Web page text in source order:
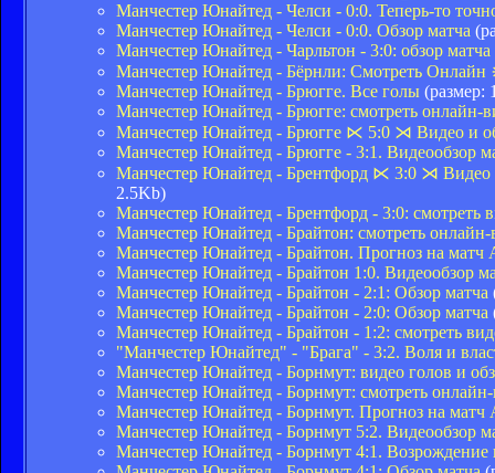
Манчестер Юнайтед - Челси - 0:0. Теперь-то
Манчестер Юнайтед - Челси - 0:0. Обзор матча
Манчестер Юнайтед - Чарльтон - 3:0: обзор
Манчестер Юнайтед - Бёрнли: Смотреть
Манчестер Юнайтед - Брюгге. Все голы (размер:
Манчестер Юнайтед - Брюгге: смотреть
Манчестер Юнайтед - Брюгге ⋉ 5:0 ⋊ Видео и
Манчестер Юнайтед - Брюгге - 3:1. Видеообзор
Манчестер Юнайтед - Брентфорд ⋉ 3:0 ⋊
2.5Kb)
Манчестер Юнайтед - Брентфорд - 3:0: смотреть
Манчестер Юнайтед - Брайтон: смотреть
Манчестер Юнайтед - Брайтон. Прогноз на
Манчестер Юнайтед - Брайтон 1:0. Видеообзор
Манчестер Юнайтед - Брайтон - 2:1: Обзор матча
Манчестер Юнайтед - Брайтон - 2:0: Обзор матча
Манчестер Юнайтед - Брайтон - 1:2: смотреть
"Манчестер Юнайтед" - "Брага" - 3:2. Воля и
Манчестер Юнайтед - Борнмут: видео голов и
Манчестер Юнайтед - Борнмут: смотреть
Манчестер Юнайтед - Борнмут. Прогноз на
Манчестер Юнайтед - Борнмут 5:2. Видеообзор
Манчестер Юнайтед - Борнмут 4:1.